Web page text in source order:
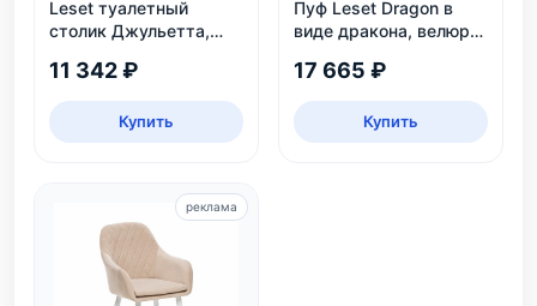
Leset туалетный
столик Джульетта,
11 342 ₽
Купить
Пуф Leset Dragon в
виде дракона, велюр
детской
17 665 ₽
Купить
реклама